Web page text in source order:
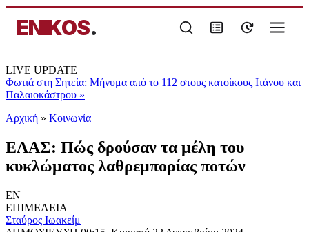
ENIKOS.
LIVE UPDATE
Φωτιά στη Σητεία: Μήνυμα από το 112 στους κατοίκους Ιτάνου και
Παλαιοκάστρου »
Αρχική » Κοινωνία
ΕΛΑΣ: Πώς δρούσαν τα μέλη του
κυκλώματος λαθρεμπορίας ποτών
EN
ΕΠΙΜΕΛΕΙΑ
Σταύρος Ιωακείμ